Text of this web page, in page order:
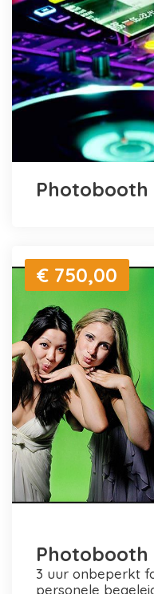
Photobooth
€ 750,00
Photobooth
3 uur onbeperkt foto's maken en printen +
personele